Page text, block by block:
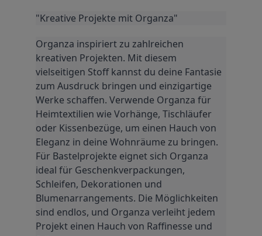
"Kreative Projekte mit Organza"
Organza inspiriert zu zahlreichen
kreativen Projekten. Mit diesem
vielseitigen Stoff kannst du deine Fantasie
zum Ausdruck bringen und einzigartige
Werke schaffen. Verwende Organza für
Heimtextilien wie Vorhänge, Tischläufer
oder Kissenbezüge, um einen Hauch von
Eleganz in deine Wohnräume zu bringen.
Für Bastelprojekte eignet sich Organza
ideal für Geschenkverpackungen,
Schleifen, Dekorationen und
Blumenarrangements. Die Möglichkeiten
sind endlos, und Organza verleiht jedem
Projekt einen Hauch von Raffinesse und